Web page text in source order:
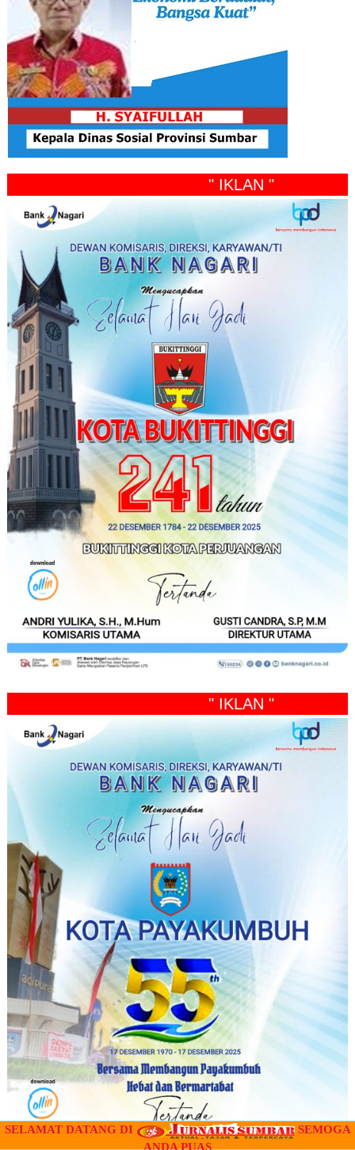
" IKLAN "
" IKLAN "
SELAMAT DATANG DI
SEMOGA
ANDA PUAS